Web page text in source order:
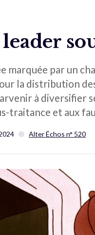
marquée par un
la distribution
à diversifier
traitance et aux
Alter Échos n° 520